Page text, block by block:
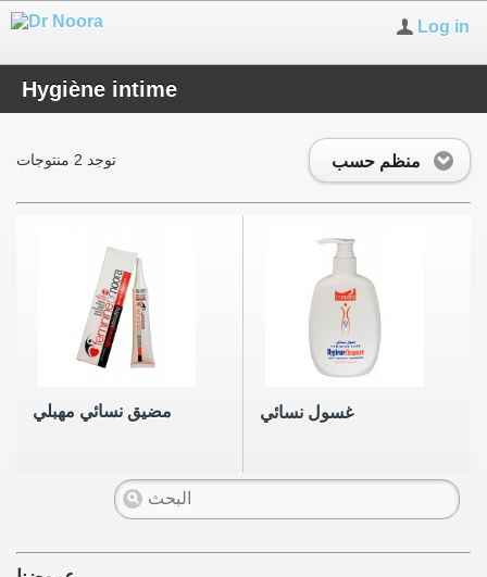
Log in
Hygiène intime
منظم حسب توجد 2 منتوجات
مضيق نسائي مهبلي غسول نسائي